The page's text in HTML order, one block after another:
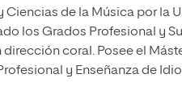
Ciencias de la Música por la
los Grados Profesional y
coral. Posee el
y Enseñanza de